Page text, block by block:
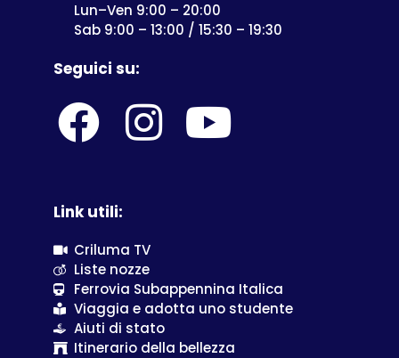
Lun–Ven 9:00 – 20:00
Sab 9:00 – 13:00 / 15:30 – 19:30
Seguici su:
Link utili:
Criluma TV
Liste nozze
Ferrovia Subappennina Italica
Viaggia e adotta uno studente
Aiuti di stato
Itinerario della bellezza